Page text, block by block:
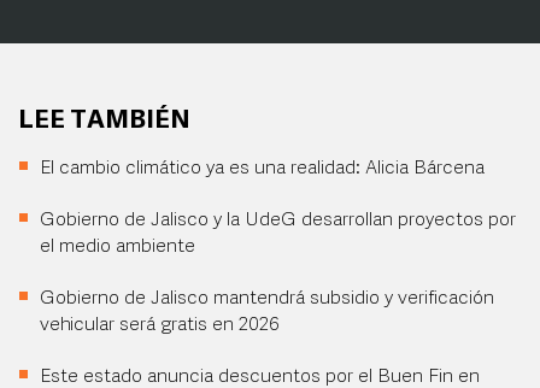
LEE TAMBIÉN
El cambio climático ya es una realidad: Alicia Bárcena
Gobierno de Jalisco y la UdeG desarrollan proyectos por
el medio ambiente
Gobierno de Jalisco mantendrá subsidio y verificación
vehicular será gratis en 2026
Este estado anuncia descuentos por el Buen Fin en